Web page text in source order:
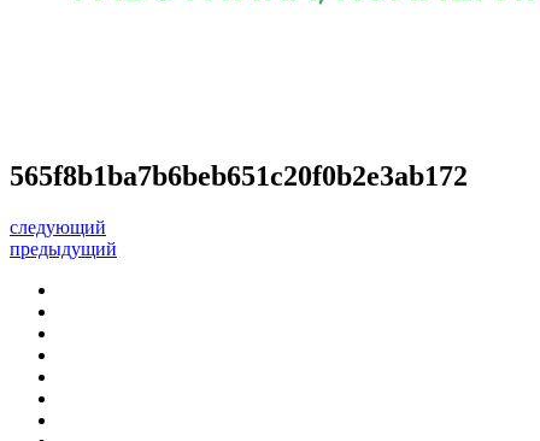
565f8b1ba7b6beb651c20f0b2e3ab172
следующий
предыдущий